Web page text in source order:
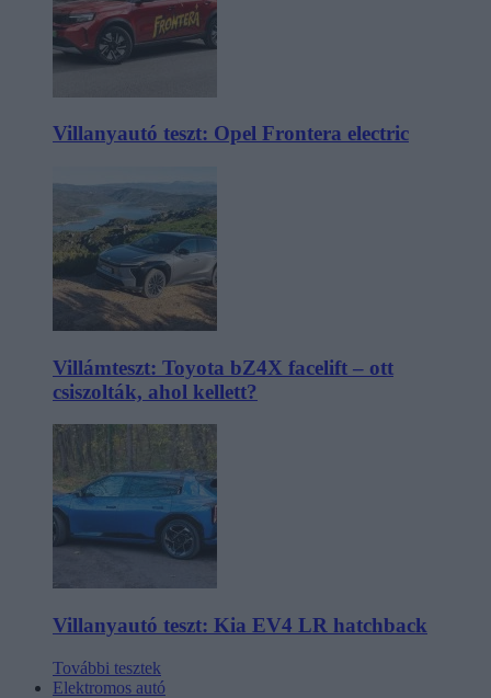
Villanyautó teszt: Opel Frontera electric
Villámteszt: Toyota bZ4X facelift – ott
csiszolták, ahol kellett?
Villanyautó teszt: Kia EV4 LR hatchback
További tesztek
Elektromos autó